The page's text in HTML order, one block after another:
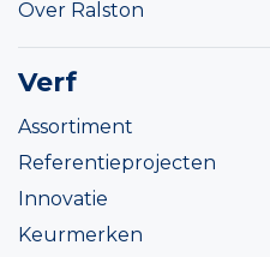
Over Ralston
Verf
Assortiment
Referentieprojecten
Innovatie
Keurmerken